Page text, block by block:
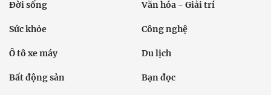
Đời sống Văn hóa - Giải trí
Sức khỏe Công nghệ
Ô tô xe máy Du lịch
Bất động sản Bạn đọc